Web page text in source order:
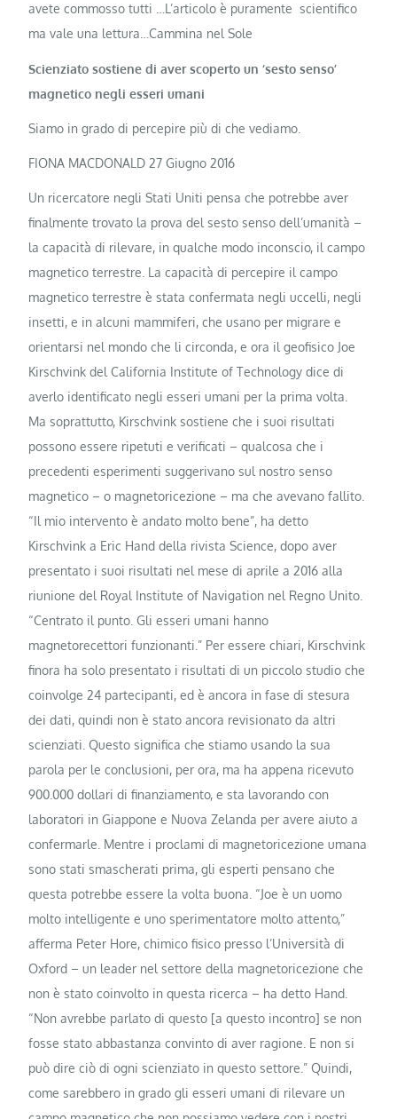
avete commosso tutti …L’articolo è puramente scientifico
ma vale una lettura…Cammina nel Sole
Scienziato sostiene di aver scoperto un ‘sesto senso’
magnetico negli esseri umani
Siamo in grado di percepire più di che vediamo.
FIONA MACDONALD 27 Giugno 2016
Un ricercatore negli Stati Uniti pensa che potrebbe aver
finalmente trovato la prova del sesto senso dell’umanità –
la capacità di rilevare, in qualche modo inconscio, il campo
magnetico terrestre. La capacità di percepire il campo
magnetico terrestre è stata confermata negli uccelli, negli
insetti, e in alcuni mammiferi, che usano per migrare e
orientarsi nel mondo che li circonda, e ora il geofisico Joe
Kirschvink del California Institute of Technology dice di
averlo identificato negli esseri umani per la prima volta.
Ma soprattutto, Kirschvink sostiene che i suoi risultati
possono essere ripetuti e verificati – qualcosa che i
precedenti esperimenti suggerivano sul nostro senso
magnetico – o magnetoricezione – ma che avevano fallito.
“Il mio intervento è andato molto bene”, ha detto
Kirschvink a Eric Hand della rivista Science, dopo aver
presentato i suoi risultati nel mese di aprile a 2016 alla
riunione del Royal Institute of Navigation nel Regno Unito.
“Centrato il punto. Gli esseri umani hanno
magnetorecettori funzionanti.” Per essere chiari, Kirschvink
finora ha solo presentato i risultati di un piccolo studio che
coinvolge 24 partecipanti, ed è ancora in fase di stesura
dei dati, quindi non è stato ancora revisionato da altri
scienziati. Questo significa che stiamo usando la sua
parola per le conclusioni, per ora, ma ha appena ricevuto
900.000 dollari di finanziamento, e sta lavorando con
laboratori in Giappone e Nuova Zelanda per avere aiuto a
confermarle. Mentre i proclami di magnetoricezione umana
sono stati smascherati prima, gli esperti pensano che
questa potrebbe essere la volta buona. “Joe è un uomo
molto intelligente e uno sperimentatore molto attento,”
afferma Peter Hore, chimico fisico presso l’Università di
Oxford – un leader nel settore della magnetoricezione che
non è stato coinvolto in questa ricerca – ha detto Hand.
“Non avrebbe parlato di questo [a questo incontro] se non
fosse stato abbastanza convinto di aver ragione. E non si
può dire ciò di ogni scienziato in questo settore.” Quindi,
come sarebbero in grado gli esseri umani di rilevare un